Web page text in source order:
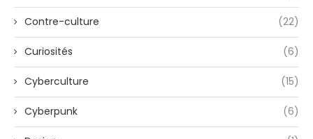
Contre-culture (22)
Curiosités (6)
Cyberculture (15)
Cyberpunk (6)